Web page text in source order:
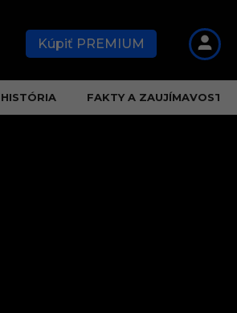
Kúpiť PREMIUM
HISTÓRIA FAKTY A ZAUJÍMAVOSTI